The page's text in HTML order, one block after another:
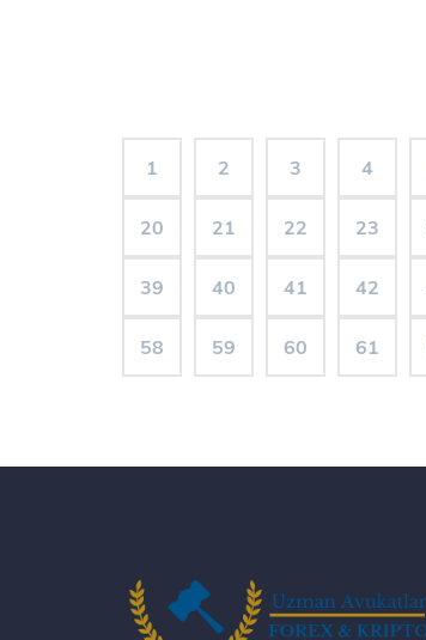
1 2 3 4
20 21 22 23
39 40 41 42
58 59 60 61